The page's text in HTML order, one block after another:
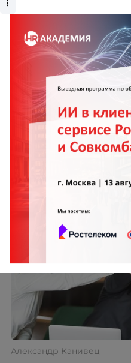
МАТЕРИАЛЫ
КОМПАНИЯ
Александр Канивец
Тип материалов